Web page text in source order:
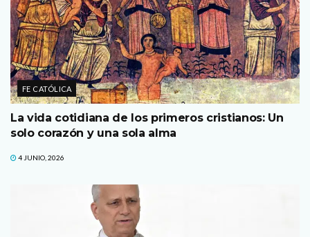
FE CATÓLICA
La vida cotidiana de los primeros cristianos: Un
solo corazón y una sola alma
4 JUNIO, 2026